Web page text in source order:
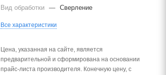
Вид обработки — Сверление
Все характеристики
Цена, указанная на сайте, является
предварительной и сформирована на основании
прайс-листа производителя. Конечную цену, с